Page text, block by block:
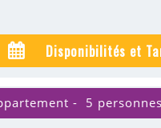
Disponibilités et
5 personnes